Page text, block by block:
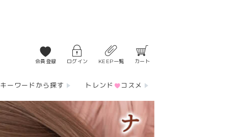
会員登録 ログイン KEEP一覧 カート
キーワードから探す トレンド コスメ